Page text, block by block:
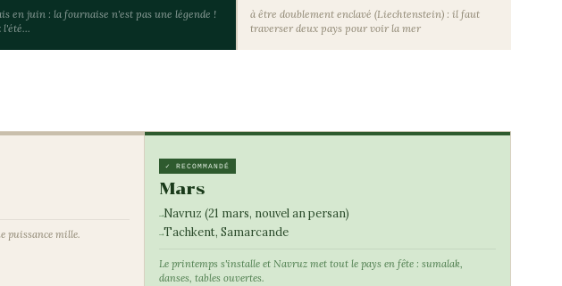
en juin : la fournaise n'est pas une légende !
l'été...
à être doublement enclavé (Liechtenstein) : il faut
traverser deux pays pour voir la mer
puissance mille.
✓ RECOMMANDÉ
Mars
Navruz (21 mars, nouvel an persan)
Tachkent, Samarcande
Le printemps s'installe et Navruz met tout le pays en fête : sumalak,
danses, tables ouvertes.